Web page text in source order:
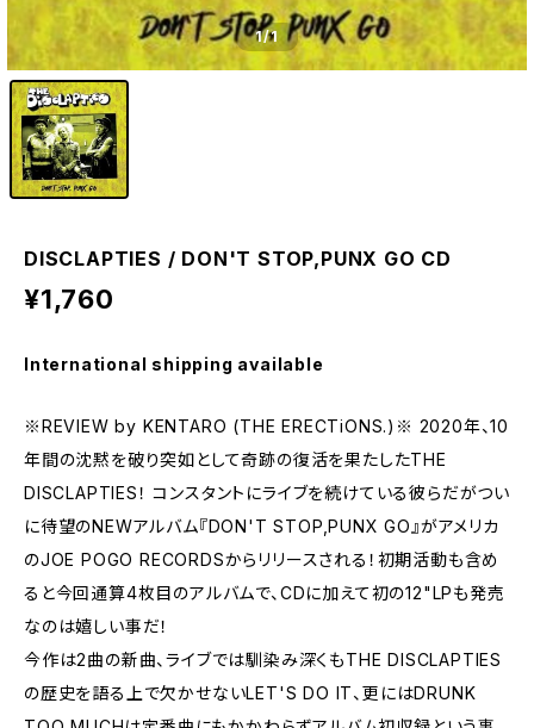
1/1
DISCLAPTIES / DON'T STOP,PUNX GO CD
¥1,760
International shipping available
※REVIEW by KENTARO (THE ERECTiONS.)※ 2020年、10
年間の沈黙を破り突如として奇跡の復活を果たしたTHE
DISCLAPTIES！ コンスタントにライブを続けている彼らだがつい
に待望のNEWアルバム『DON'T STOP,PUNX GO』がアメリカ
のJOE POGO RECORDSからリリースされる！初期活動も含め
ると今回通算4枚目のアルバムで、CDに加えて初の12"LPも発売
なのは嬉しい事だ！
今作は2曲の新曲、ライブでは馴染み深くもTHE DISCLAPTIES
の歴史を語る上で欠かせないLET'S DO IT、更にはDRUNK